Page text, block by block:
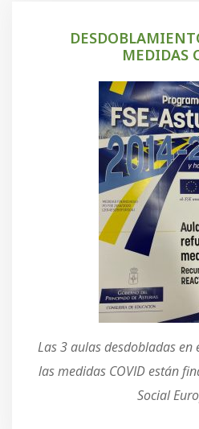
MEDIDAS
Las 3 aulas desdobladas
las medidas COVID están
Social